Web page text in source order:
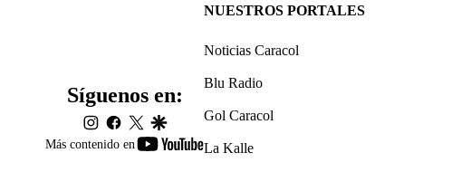
Más contenido en
youtube-
Síguenos en:
instagram
facebook
twittergoogle
NUESTROS PORTALES
Noticias Caracol
Blu Radio
Gol Caracol
La Kalle